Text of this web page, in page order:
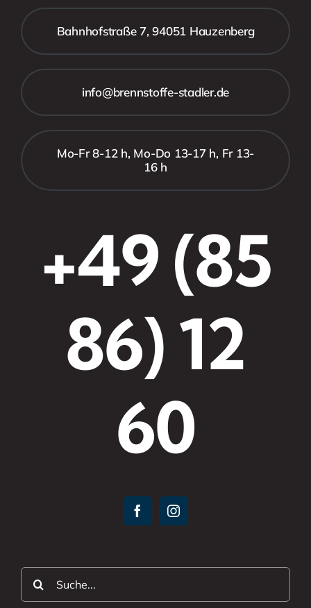
Bahnhofstraße 7, 94051 Hauzenberg
info@brennstoffe-stadler.de
Mo-Fr 8-12 h, Mo-Do 13-17 h, Fr 13-
16 h
+49 (85
86) 12
60
Suche
nach: